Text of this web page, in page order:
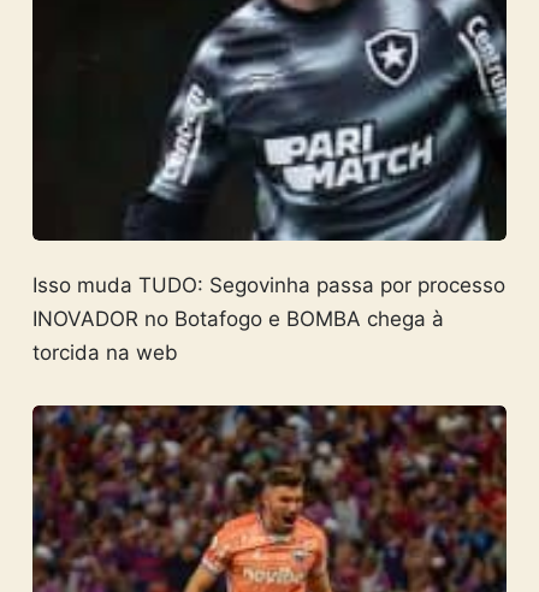
Isso muda TUDO: Segovinha passa por processo
INOVADOR no Botafogo e BOMBA chega à
torcida na web